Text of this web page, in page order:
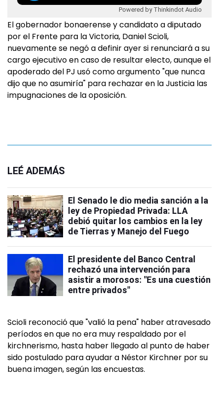
Powered by Thinkindot Audio
El gobernador bonaerense y candidato a diputado
por el Frente para la Victoria, Daniel Scioli,
nuevamente se negó a definir ayer si renunciará a su
cargo ejecutivo en caso de resultar electo, aunque el
apoderado del PJ usó como argumento "que nunca
dijo que no asumiría" para rechazar en la Justicia las
impugnaciones de la oposición.
LEÉ ADEMÁS
El Senado le dio media sanción a la
ley de Propiedad Privada: LLA
debió quitar los cambios en la ley
de Tierras y Manejo del Fuego
El presidente del Banco Central
rechazó una intervención para
asistir a morosos: "Es una cuestión
entre privados"
Scioli reconoció que "valió la pena" haber atravesado
períodos en que no era muy respaldado por el
kirchnerismo, hasta haber llegado al punto de haber
sido postulado para ayudar a Néstor Kirchner por su
buena imagen, según las encuestas.